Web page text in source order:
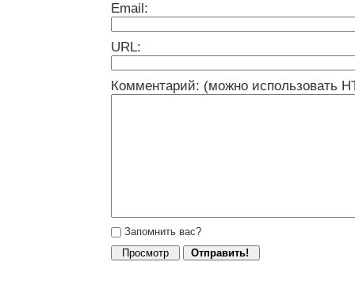
Email:
URL:
Комментарий: (можно использовать
Запомнить вас?